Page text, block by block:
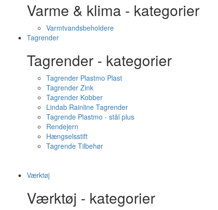
Varme & klima - kategorier
Varmtvandsbeholdere
Tagrender
Tagrender - kategorier
Tagrender Plastmo Plast
Tagrender Zink
Tagrender Kobber
Lindab Rainline Tagrender
Tagrende Plastmo - stål plus
Rendejern
Hængselsstift
Tagrende Tilbehør
Værktøj
Værktøj - kategorier